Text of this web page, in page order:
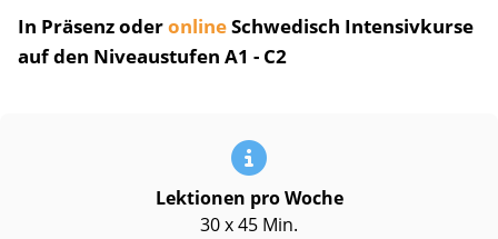
In Präsenz oderonlineSchwedisch Intensivkurse
auf den Niveaustufen A1 - C2
Lektionen pro Woche
30 x 45 Min.